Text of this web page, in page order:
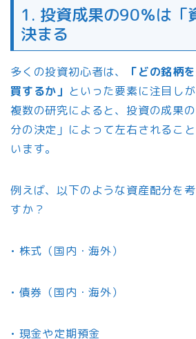
1. 投資成果の90％は「
決まる
多くの投資初心者は、
「どの銘柄
買するか」 といった要素に注目し
複数の研究によると、投資の成果
分の決定」によって左右されるこ
います。
例えば、以下のような資産配分を
すか？
• 株式（国内・海外）
• 債券（国内・海外）
• 現金や定期預金